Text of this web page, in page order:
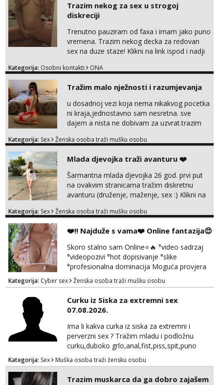
Trazim nekog za sex u strogoj
diskreciji
Trenutno pauziram od faxa i imam jako puno
vremena. Trazim nekog decka za redovan
sex na duze staze! Klikni na link ispod i nadji
Kategorija: Osobni kontakti ONA
Tražim malo nježnosti i razumjevanja
u dosadnoj vezi koja nema nikakvog pocetka
ni kraja,jednostavno sam nesretna. sve
dajem a nista ne dobivam za uzvrat.trazim
trazim puno samo malo njeznosti i
poljupce po tijelu koji me jako
pale,obozavam kad muskarac preuzme
kontrolu . javi se :) Klikni na link ispod i nadji
me tamo, cekam te!
Kategorija: Sex Ženska osoba traži mušku osobu
Mlada djevojka traži avanturu ❤️
Šarmantna mlada djevojka 26 god. prvi put
na ovakvim stranicama tražim diskretnu
avanturu (druženje, maženje, sex :) Klikni na
Kategorija: Sex Ženska osoba traži mušku osobu
❤️‼️ Najduže s vama❤️ Online fantazija😍
Skoro stalno sam Online⭐🔥 °video sadrzaj
°videopozivi °hot dopisivanje °slike
°profesionalna dominacija Moguća provjera
videopozivom, no ako se nakon toga ne
javite, vise vam ju ne radim 😉 100% prava i
diskretna. Probaj me jednom, nećeš moći bez
mene 😜😇 Nemojte me pitati za uzivo, jer to
ne radim. 0998785600 javljanje isključivo
porukom na WhatsApp🩷
Kategorija: Cyber sex Ženska osoba traži mušku osobu
Curku iz Siska za extremni sex
07.08.2026.
Ima li kakva curka iz siska za extremni i
perverzni sex ? Tražim mladu i podložnu
curku,duboko grlo,anal,fist,piss,spit,puno
pljuvačke,ulja i pissa,volim isto tako masažu
prostate,rimyob,extremno full perverzno,bez
tabua,najlonke crne i visoke sexy štikle
Kategorija: Sex Muška osoba traži žensku osobu
Trazim muskarca da ga dobro zajašem